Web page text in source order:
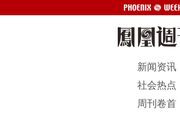
新闻资讯
社会热点
周刊卷首